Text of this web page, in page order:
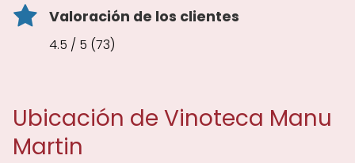
Valoración de los clientes
4.5 / 5 (73)
Ubicación de Vinoteca Manu
Martin